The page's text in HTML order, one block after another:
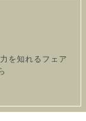
を知れるフェア